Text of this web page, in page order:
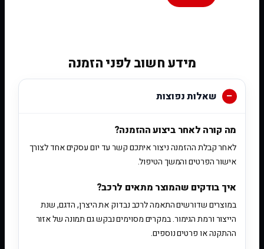
מידע חשוב לפני הזמנה
שאלות נפוצות
מה קורה לאחר ביצוע ההזמנה?
לאחר קבלת ההזמנה ניצור איתכם קשר עד יום עסקים אחד לצורך
אישור הפרטים והמשך הטיפול.
איך בודקים שהמוצר מתאים לרכב?
במוצרים שדורשים התאמה לרכב נבדוק את היצרן, הדגם, שנת
הייצור ורמת הגימור. במקרים מסוימים נבקש גם תמונה של אזור
ההתקנה או פרטים נוספים.